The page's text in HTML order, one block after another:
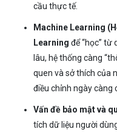
cầu thực tế.
Machine Learning
Learning để “học” từ
lâu, hệ thống càng
quen và sở thích của
điều chỉnh ngày càng
Vấn đề bảo mật và
tích dữ liệu người